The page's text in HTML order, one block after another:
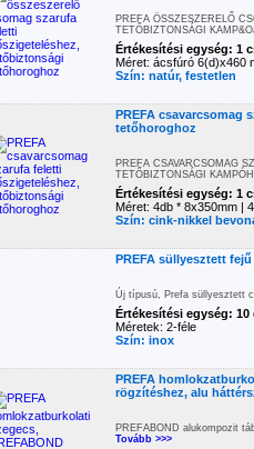
PREFA ÖSSZESZERELŐ
TETŐBIZTONSÁGI
Értékesítési egység: 1
Méret: ácsfúró 6(d)x460
Szín: natúr, festetlen
PREFA csavarcsomag
tetőhoroghoz
PREFA CSAVARCSOMAG
TETŐBIZTONSÁGI
Értékesítési egység: 1
Méret: 4db * 8x350mm |
Szín: cink-nikkel
PREFA süllyesztett
Új típusú, Prefa süllyesztett
Értékesítési egység: 10
Méretek: 2-féle
Szín: inox
PREFA
rögzítéshez, alu
PREFABOND alukompozit
Tovább >>>